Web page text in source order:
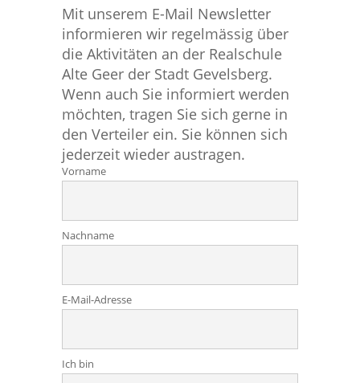
Mit unserem E-Mail Newsletter
informieren wir regelmässig über
die Aktivitäten an der Realschule
Alte Geer der Stadt Gevelsberg.
Wenn auch Sie informiert werden
möchten, tragen Sie sich gerne in
den Verteiler ein. Sie können sich
jederzeit wieder austragen.
Vorname
Nachname
E-Mail-Adresse
Ich bin